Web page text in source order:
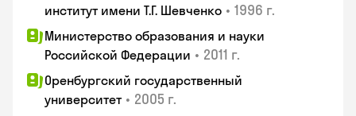
институт имени Т.Г. Шевченко • 1996 г.
Министерство образования и науки
Российской Федерации • 2011 г.
Оренбургский государственный
университет • 2005 г.